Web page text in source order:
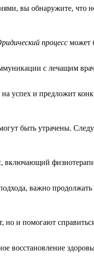
вы обнаружите, что
процесс может
с лечащим
успех и предложит
быть утрачены.
включающий
важно продолжать
но и помогают
восстановление